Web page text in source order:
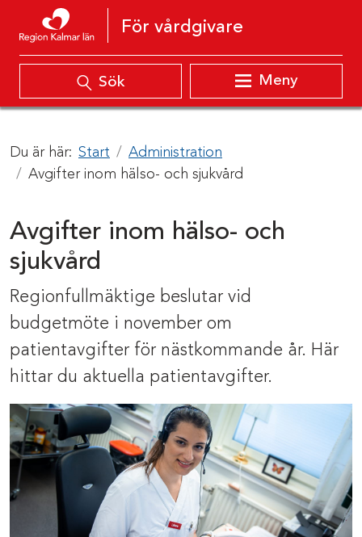
Hoppa till innehåll
För vårdgivare
Sök Meny
Du är här: Start
Administration
Avgifter inom hälso- och sjukvård
Avgifter inom hälso- och
sjukvård
Regionfullmäktige beslutar vid
budgetmöte i november om
patientavgifter för nästkommande år. Här
hittar du aktuella patientavgifter.